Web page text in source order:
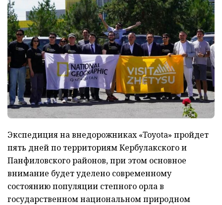
Экспедиция на внедорожниках «Toyota» пройдет
пять дней по территориям Кербулакского и
Панфиловского районов, при этом основное
внимание будет уделено современному
состоянию популяции степного орла в
государственном национальном природном